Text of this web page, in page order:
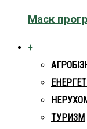
Маск
+
ТУРИЗМ